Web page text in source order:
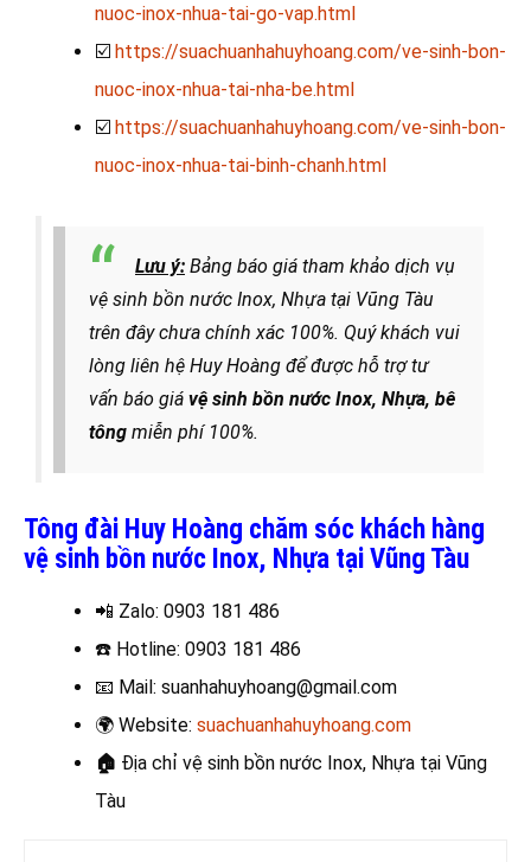
nuoc-inox-nhua-tai-go-vap.html
☑️ https://suachuanhahuyhoang.com/ve-sinh-bon-
nuoc-inox-nhua-tai-nha-be.html
☑️ https://suachuanhahuyhoang.com/ve-sinh-bon-
nuoc-inox-nhua-tai-binh-chanh.html
Lưu ý: Bảng báo giá tham khảo dịch vụ
vệ sinh bồn nước Inox, Nhựa tại Vũng Tàu
trên đây chưa chính xác 100%. Quý khách vui
lòng liên hệ Huy Hoàng để được hỗ trợ tư
vấn báo giá vệ sinh bồn nước Inox, Nhựa, bê
tông miễn phí 100%.
Tông đài Huy Hoàng chăm sóc khách hàng
vệ sinh bồn nước Inox, Nhựa tại Vũng Tàu
📲 Zalo: 0903 181 486
☎️ Hotline: 0903 181 486
📧 Mail: suanhahuyhoang@gmail.com
🌍 Website: suachuanhahuyhoang.com
🏠 Địa chỉ vệ sinh bồn nước Inox, Nhựa tại Vũng
Tàu